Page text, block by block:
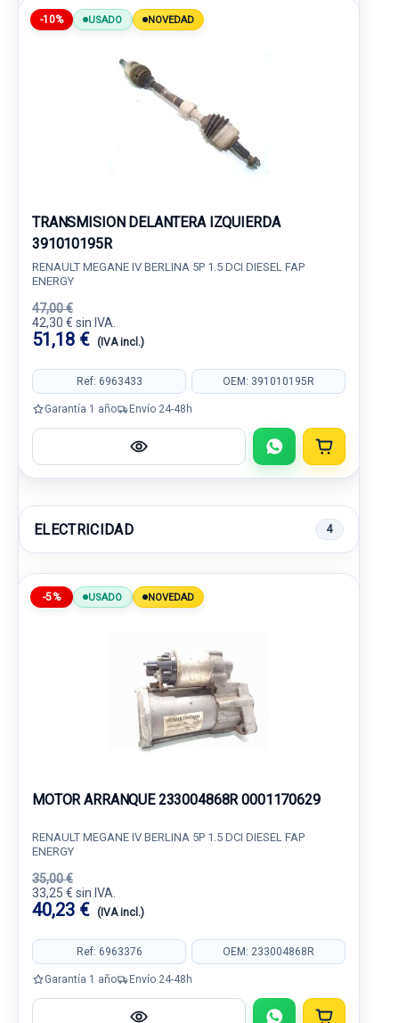
-10% USADO NOVEDAD
TRANSMISION DELANTERA IZQUIERDA
391010195R
RENAULT MEGANE IV BERLINA 5P 1.5 DCI DIESEL FAP
ENERGY
47,00 €
42,30 € sin IVA.
51,18 € (IVA incl.)
Ref: 6963433 OEM: 391010195R
Garantía 1 año Envío 24-48h
ELECTRICIDAD 4
-5% USADO NOVEDAD
MOTOR ARRANQUE 233004868R 0001170629
RENAULT MEGANE IV BERLINA 5P 1.5 DCI DIESEL FAP
ENERGY
35,00 €
33,25 € sin IVA.
40,23 € (IVA incl.)
Ref: 6963376 OEM: 233004868R
Garantía 1 año Envío 24-48h